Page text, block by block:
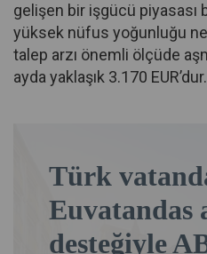
gelişen bir işgücü piyasası
yüksek nüfus yoğunluğu
talep arzı önemli ölçüde
ayda yaklaşık 3.170 EUR’dur.
Türk
Euvatandas
desteğiyle